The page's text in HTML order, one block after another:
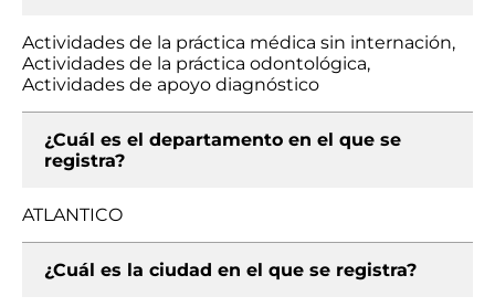
Actividades de la práctica médica sin internación,
Actividades de la práctica odontológica,
Actividades de apoyo diagnóstico
¿Cuál es el departamento en el que se
registra?
ATLANTICO
¿Cuál es la ciudad en el que se registra?